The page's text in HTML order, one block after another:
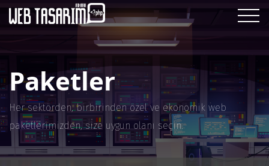
Paketler
Her sektörden, birbirinden özel ve ekonomik web
paketlerimizden, size uygun olanı seçin.